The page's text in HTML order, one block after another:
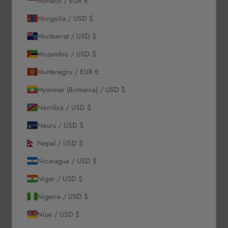
Newsletter
Abonează-te la Newsletter-ul nostru pentru a primi oferte
exclusive.
Povestea noastră
Mongolia / USD $
Montserrat / USD $
Mozambic / USD $
Muntenegru / EUR €
Myanmar (Birmania) / USD $
Namibia / USD $
Nauru / USD $
Nepal / USD $
Nicaragua / USD $
Niger / USD $
Nigeria / USD $
Niue / USD $